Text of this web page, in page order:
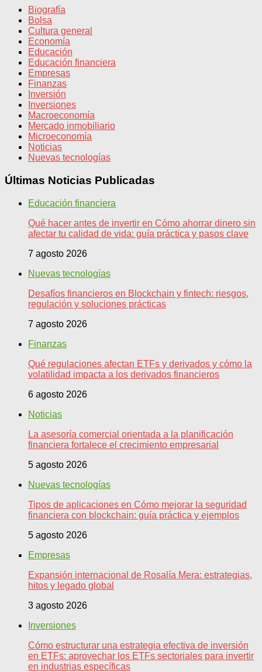
Biografía
Bolsa
Cultura general
Economía
Educación
Educación financiera
Empresas
Finanzas
Inversión
Inversiones
Macroeconomía
Mercado inmobiliario
Microeconomía
Noticias
Nuevas tecnologías
Últimas Noticias Publicadas
Educación financiera
Qué hacer antes de invertir en Cómo ahorrar dinero sin
afectar tu calidad de vida: guía práctica y pasos clave
7 agosto 2026
Nuevas tecnologías
Desafíos financieros en Blockchain y fintech: riesgos,
regulación y soluciones prácticas
7 agosto 2026
Finanzas
Qué regulaciones afectan ETFs y derivados y cómo la
volatilidad impacta a los derivados financieros
6 agosto 2026
Noticias
La asesoría comercial orientada a la planificación
financiera fortalece el crecimiento empresarial
5 agosto 2026
Nuevas tecnologías
Tipos de aplicaciones en Cómo mejorar la seguridad
financiera con blockchain: guía práctica y ejemplos
5 agosto 2026
Empresas
Expansión internacional de Rosalía Mera: estrategias,
hitos y legado global
3 agosto 2026
Inversiones
Cómo estructurar una estrategia efectiva de inversión
en ETFs: aprovechar los ETFs sectoriales para invertir
en industrias específicas